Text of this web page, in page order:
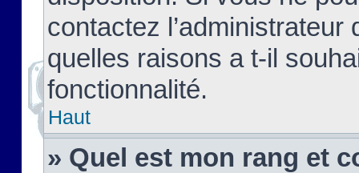
contactez
quelles raisons a t-il
fonctionnalité.
Haut
» Quel est mon rang et